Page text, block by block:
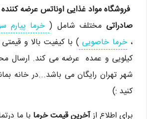
فروشگاه مواد غذایی اوناتس عرضه
صادراتی مختلف شامل (خرما پیارم
،خرما خاصویی) با کیفیت بالا و
کیلویی و عمده عرضه می کند. ارسال
شهر تهران رایگان می باشد...در خانه
کنید :)
برای اطلاع ازآخرین قیمت خرما با ما